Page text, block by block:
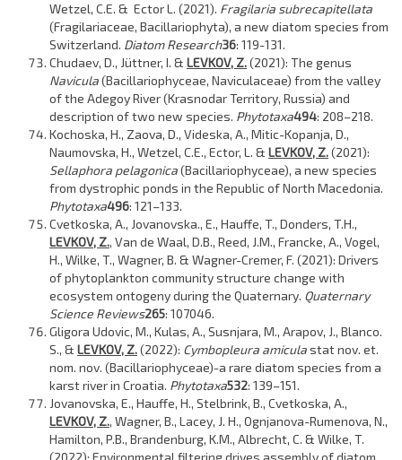
Wetzel, C.E. & Ector L. (2021). Fragilaria subrecapitellata
(Fragilariaceae, Bacillariophyta), a new diatom species from
Switzerland. Diatom Research36: 119-131.
Chudaev, D., Jüttner, I. & LEVKOV, Z.(2021): The genus
Navicula(Bacillariophyceae, Naviculaceae) from the valley
of the Adegoy River (Krasnodar Territory, Russia) and
description of two new species. Phytotaxa494: 208–218.
Kochoska, H., Zaova, D., Videska, A., Mitic-Kopanja, D.,
Naumovska, H., Wetzel, C.E., Ector, L. & LEVKOV, Z.(2021):
Sellaphora pelagonica(Bacillariophyceae), a new species
from dystrophic ponds in the Republic of North Macedonia.
Phytotaxa496: 121–133.
Cvetkoska, A., Jovanovska., E., Hauffe, T., Donders, T.H.,
LEVKOV, Z., Van de Waal, D.B., Reed, J.M., Francke, A., Vogel,
H., Wilke, T., Wagner, B. & Wagner-Cremer, F. (2021): Drivers
of phytoplankton community structure change with
ecosystem ontogeny during the Quaternary. Quaternary
Science Reviews265: 107046.
Gligora Udovic, M., Kulas, A., Susnjara, M., Arapov, J., Blanco.
S., & LEVKOV, Z.(2022): Cymbopleura amiculastat nov. et.
nom. nov. (Bacillariophyceae)-a rare diatom species from a
karst river in Croatia. Phytotaxa532: 139–151.
Jovanovska, E., Hauffe, H., Stelbrink, B., Cvetkoska, A.,
LEVKOV, Z., Wagner, B., Lacey, J. H., Ognjanova-Rumenova, N.,
Hamilton, P.B., Brandenburg, K.M., Albrecht, C. & Wilke, T.
(2022): Environmental filtering drives assembly of diatom